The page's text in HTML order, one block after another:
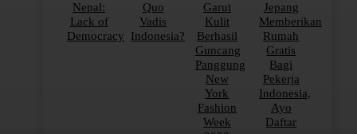
Nepal:
Lack of
Democracy
Quo
Vadis
Indonesia?
Garut
Kulit
Berhasil
Guncang
Panggung
New
York
Fashion
Week
Jepang
Memberikan
Rumah
Gratis
Bagi
Pekerja
Indonesia,
Ayo
Daftar